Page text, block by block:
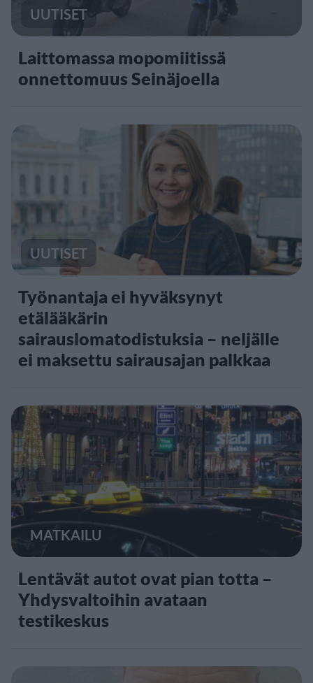
UUTISET
Laittomassa mopomiitissä
onnettomuus Seinäjoella
UUTISET
Työnantaja ei hyväksynyt
etälääkärin
sairauslomatodistuksia – neljälle
ei maksettu sairausajan palkkaa
MATKAILU
Lentävät autot ovat pian totta –
Yhdysvaltoihin avataan
testikeskus